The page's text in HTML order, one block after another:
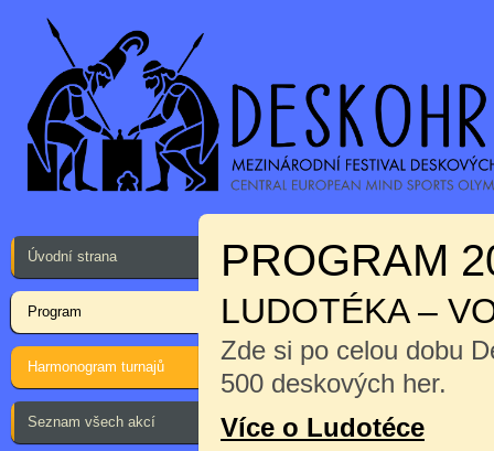
Úvodní strana
Program
Harmonogram turnajů
Seznam všech akcí
PROGRAM
LUDOTÉKA –
Zde si po celou dobu
500 deskových her.
Více o Ludotéce